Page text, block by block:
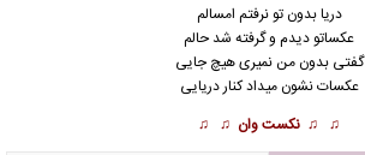
دریا بدون تو نرفتم امسالم
عکساتو دیدم و گرفته شد حالم
گفتی بدون من نمیری هیچ جایی
عکسات نشون میداد کنار دریایی
♫ ♫ نکست وان ♫ ♫